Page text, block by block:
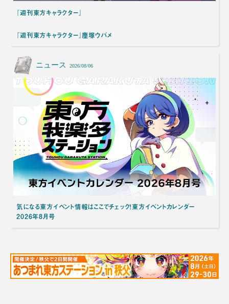
『週刊東方キャラクター』
『週刊東方キャラクター』塵塚ウバメ
ニュース 2026/08/06
気になる東方イベント情報はここでチェック！東方イベントカレンダー
2026年8月号